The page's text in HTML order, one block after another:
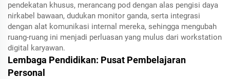
pendekatan khusus, merancang pod dengan alas pengisi daya
nirkabel bawaan, dudukan monitor ganda, serta integrasi
dengan alat komunikasi internal mereka, sehingga mengubah
ruang-ruang ini menjadi perluasan yang mulus dari workstation
digital karyawan.
Lembaga Pendidikan: Pusat Pembelajaran
Personal